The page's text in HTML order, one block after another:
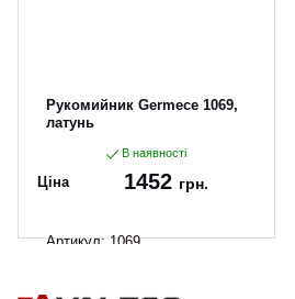
Рукомийник Germece 1069,
латунь
В наявності
Ціна 1452 грн.
Артикул:1069